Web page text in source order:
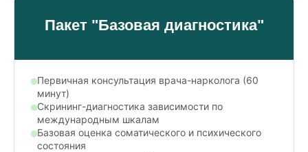
Пакет "Базовая диагностика"
Первичная консультация врача-нарколога (60
минут)
Скрининг-диагностика зависимости по
международным шкалам
Базовая оценка соматического и психического
состояния